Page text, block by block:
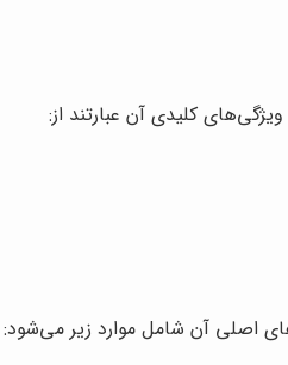
کلیدی آن عبارتند از:
اصلی آن شامل موارد زیر می‌شود: